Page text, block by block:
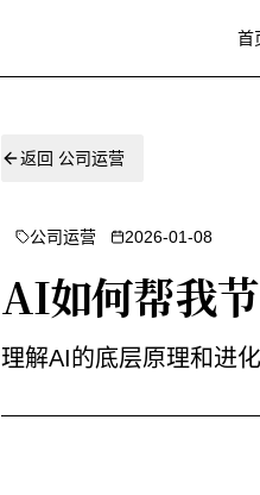
首
返回 公司运营
公司运营 2026-01-08
AI如何帮我
理解AI的底层原理和进